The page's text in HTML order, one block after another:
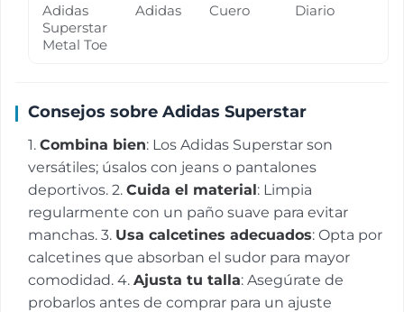
Adidas
Superstar
Metal Toe
Adidas Cuero Diario
Consejos sobre Adidas Superstar
1. Combina bien: Los Adidas Superstar son
versátiles; úsalos con jeans o pantalones
deportivos. 2. Cuida el material: Limpia
regularmente con un paño suave para evitar
manchas. 3. Usa calcetines adecuados: Opta por
calcetines que absorban el sudor para mayor
comodidad. 4. Ajusta tu talla: Asegúrate de
probarlos antes de comprar para un ajuste